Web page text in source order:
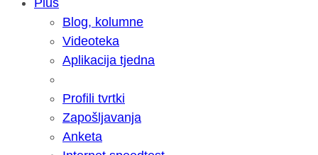
Samsung otkrio kako je nastajala
razvoja donijelo tanje i izdržljivije
Plus
Blog, kolumne
Videoteka
Aplikacija tjedna
Profili tvrtki
Zapošljavanja
Anketa